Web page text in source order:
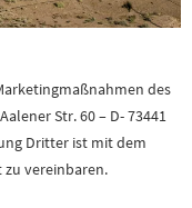
des
Str. 60 – D- 73441
Dritter ist mit dem
vereinbaren.